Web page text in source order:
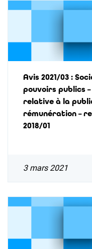
Avis 2021/03 :
pouvoirs publics
relative à la
rémunération –
2018/01
3 mars 2021